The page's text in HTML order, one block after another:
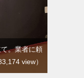
。業者に頼
view）